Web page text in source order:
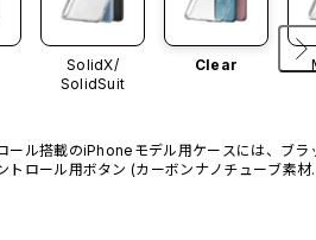
SolidX/
SolidSuit
Clear
ール搭載のiPhoneモデル用ケースには、ブラ
トロール用ボタン (カーボンナノチューブ素材)